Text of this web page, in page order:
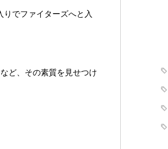
でファイターズへと入
ど、その素質を見せつけ